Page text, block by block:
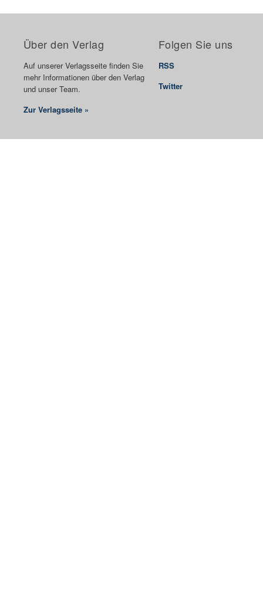
Über den Verlag
Auf unserer Verlagsseite finden Sie
mehr Informationen über den Verlag
und unser Team.
Zur Verlagsseite »
Folgen Sie uns
RSS
Twitter